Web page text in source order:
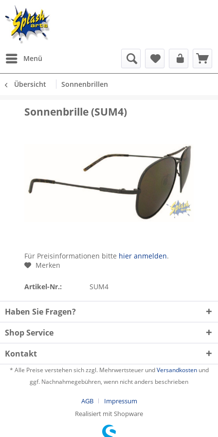
Menü
Übersicht Sonnenbrillen
Sonnenbrille (SUM4)
Für Preisinformationen bitte hier anmelden.
Merken
Artikel-Nr.: SUM4
Haben Sie Fragen?
Shop Service
Kontakt
* Alle Preise verstehen sich zzgl. Mehrwertsteuer undVersandkostenund
ggf. Nachnahmegebühren, wenn nicht anders beschrieben
AGB
Impressum
Realisiert mit Shopware